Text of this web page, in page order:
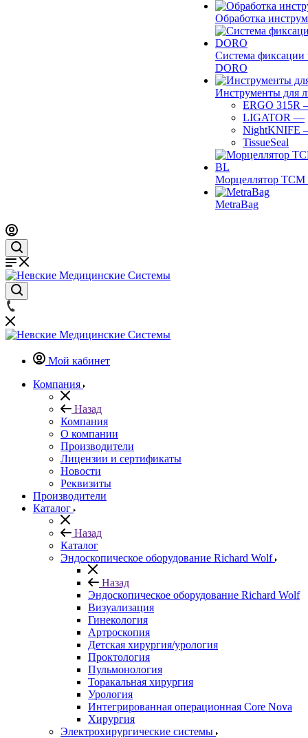
Обработка
Система фиксации
DORO
Инструменты для
ERGO 315R
LIGATOR —
NightKNIFE
TissueSeal
Морцеллятор ТСМ
MetraBag
Мой кабинет
Компания
Назад
Компания
О компании
Производители
Лицензии и сертификаты
Новости
Реквизиты
Производители
Каталог
Назад
Каталог
Эндоскопическое оборудование Richard Wolf
Назад
Эндоскопическое оборудование Richard Wolf
Визуализация
Гинекология
Артроскопия
Детская хирургия/урология
Проктология
Пульмонология
Торакальная хирургия
Урология
Интегрированная операционная Core Nova
Хирургия
Электрохирургические системы